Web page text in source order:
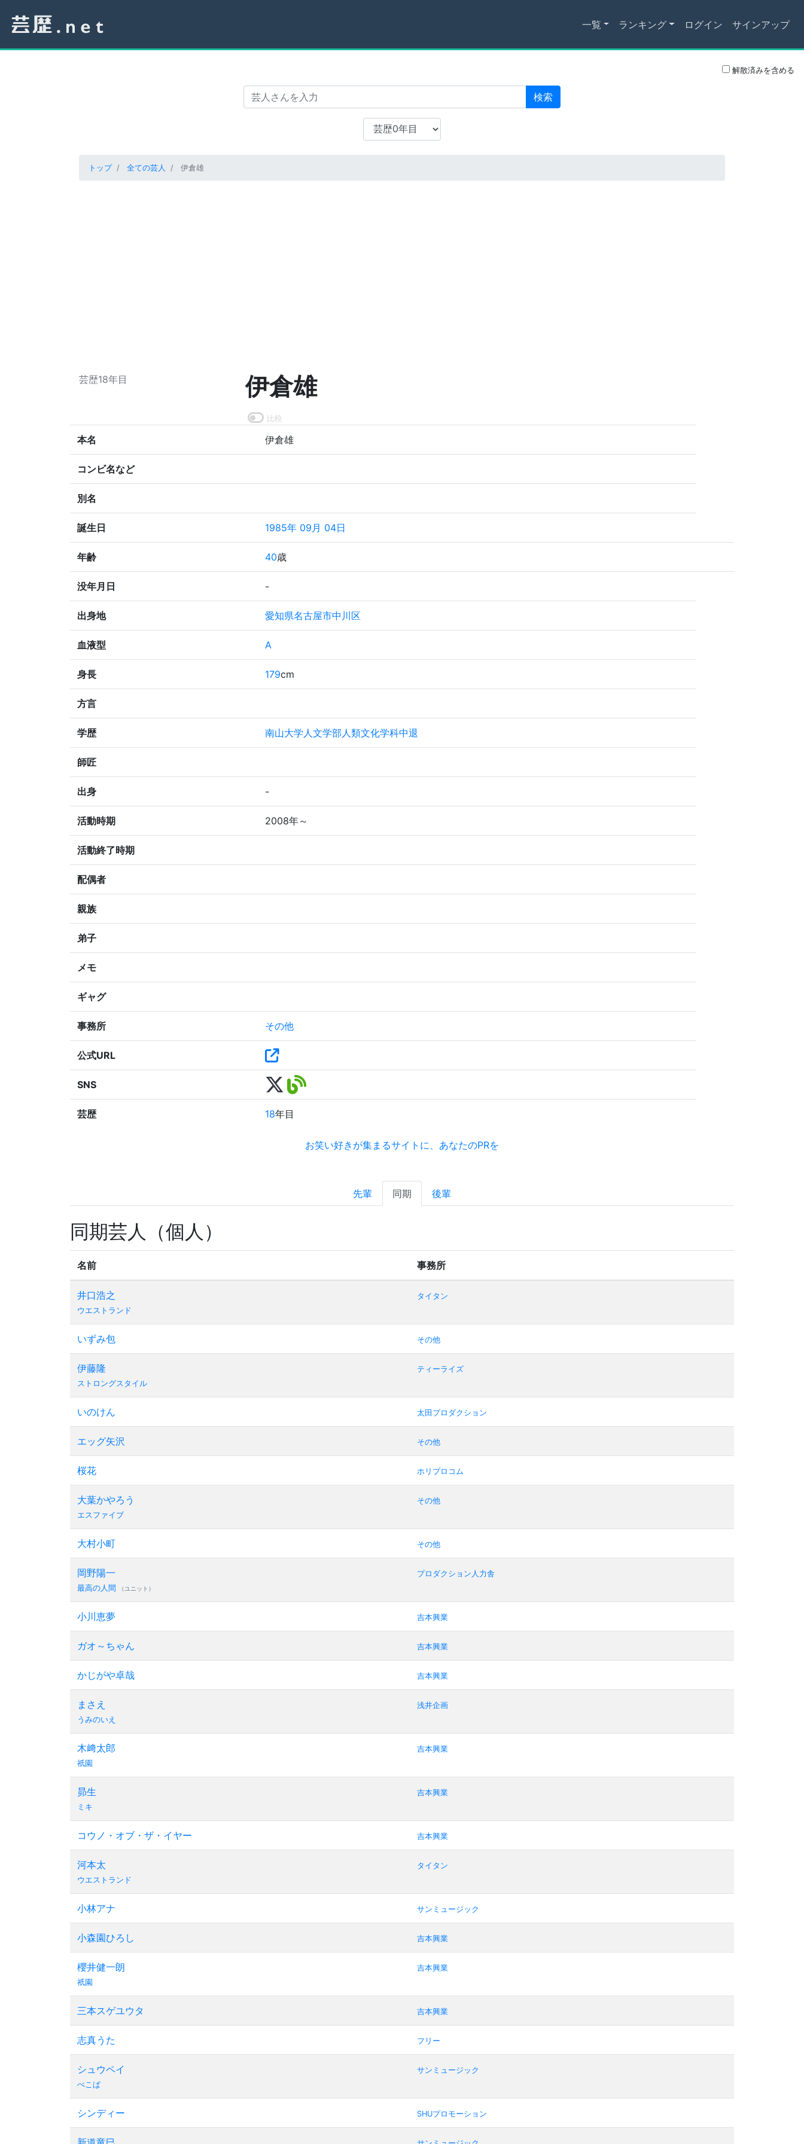
一覧 ランキング ログイン サインアップ
解散済みを含める
検索
トップ 全ての芸人 伊倉雄
芸歴18年目 伊倉雄
比較
本名 伊倉雄
コンビ名など
別名
誕生日 1985年 09月 04日
年齢 40歳
没年月日 -
出身地 愛知県名古屋市中川区
血液型 A
身長 179cm
方言
学歴 南山大学人文学部人類文化学科中退
師匠
出身 -
活動時期 2008年～
活動終了時期
配偶者
親族
弟子
メモ
ギャグ
事務所 その他
公式URL
SNS
芸歴 18年目
お笑い好きが集まるサイトに、あなたのPRを
先輩 同期 後輩
同期芸人（個人）
名前 事務所
井口浩之
ウエストランド
タイタン
いずみ包 その他
伊藤隆
ストロングスタイル
ティーライズ
いのけん 太田プロダクション
エッグ矢沢 その他
桜花 ホリプロコム
大葉かやろう
エスファイブ
その他
大村小町 その他
岡野陽一
最高の人間 （ユニット）
プロダクション人力舎
小川恵夢 吉本興業
ガオ～ちゃん 吉本興業
かじがや卓哉 吉本興業
まさえ
うみのいえ
浅井企画
木﨑太郎
祇園
吉本興業
昴生
ミキ
吉本興業
コウノ・オブ・ザ・イヤー 吉本興業
河本太
ウエストランド
タイタン
小林アナ サンミュージック
小森園ひろし 吉本興業
櫻井健一朗
祇園
吉本興業
三本スゲユウタ 吉本興業
志真うた フリー
シュウペイ
ぺこぱ
サンミュージック
シンディー SHUプロモーション